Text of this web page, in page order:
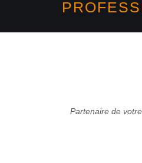
Partenaire de